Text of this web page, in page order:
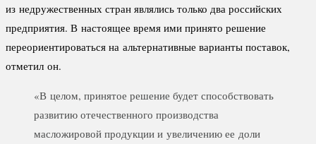
из недружественных стран являлись только два российских
предприятия. В настоящее время ими принято решение
переориентироваться на альтернативные варианты поставок,
отметил он.
«В целом, принятое решение будет способствовать
развитию отечественного производства
масложировой продукции и увеличению ее доли